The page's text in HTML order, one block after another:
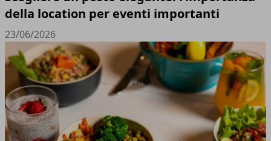
della location per eventi importanti
23/06/2026